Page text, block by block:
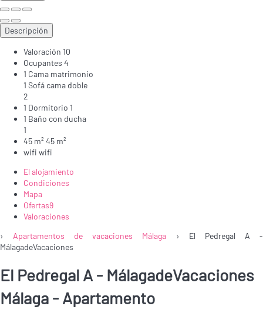
Descripción
Valoración 10
Ocupantes 4
1 Cama matrimonio
1 Sofá cama doble
2
1 Dormitorio 1
1 Baño con ducha
1
45 m² 45 m²
wifi wifi
El alojamiento
Condiciones
Mapa
Ofertas9
Valoraciones
› Apartamentos de vacaciones Málaga › El Pedregal A -
MálagadeVacaciones
El Pedregal A - MálagadeVacaciones
Málaga - Apartamento